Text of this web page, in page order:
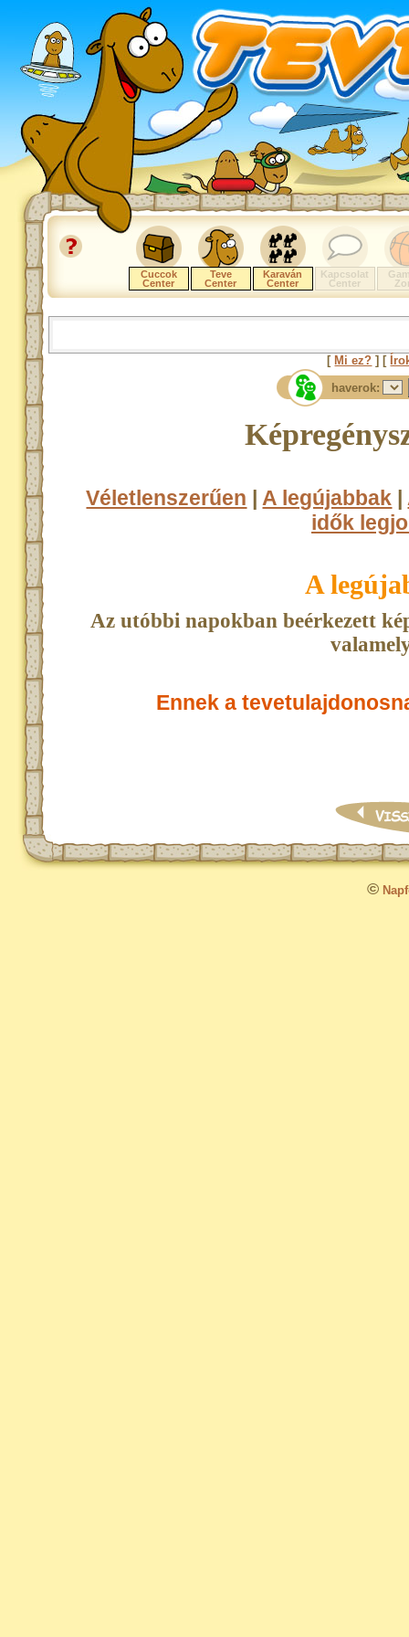
Cuccok
Center
Teve
Center
Karaván
Center
Kapcsolat
Center
[ Mi ez? ] [
haverok:
Véletlenszerűen | A legújabbak |
idők
A
Az utóbbi napokban beérkezett
Ennek a
©